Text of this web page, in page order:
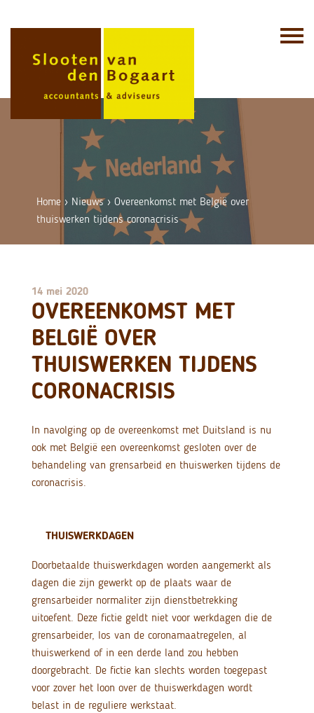
Home › Nieuws›Overeenkomst met België over
thuiswerken tijdens coronacrisis
14 mei 2020
OVEREENKOMST MET
BELGIË OVER
THUISWERKEN TIJDENS
CORONACRISIS
In navolging op de overeenkomst met Duitsland is nu
ook met België een overeenkomst gesloten over de
behandeling van grensarbeid en thuiswerken tijdens de
coronacrisis.
THUISWERKDAGEN
Doorbetaalde thuiswerkdagen worden aangemerkt als
dagen die zijn gewerkt op de plaats waar de
grensarbeider normaliter zijn dienstbetrekking
uitoefent. Deze fictie geldt niet voor werkdagen die de
grensarbeider, los van de coronamaatregelen, al
thuiswerkend of in een derde land zou hebben
doorgebracht. De fictie kan slechts worden toegepast
voor zover het loon over de thuiswerkdagen wordt
belast in de reguliere werkstaat.